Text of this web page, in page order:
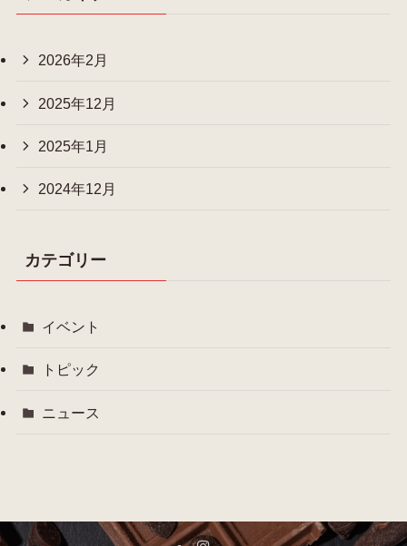
2026年2月
2025年12月
2025年1月
2024年12月
カテゴリー
イベント
トピック
ニュース